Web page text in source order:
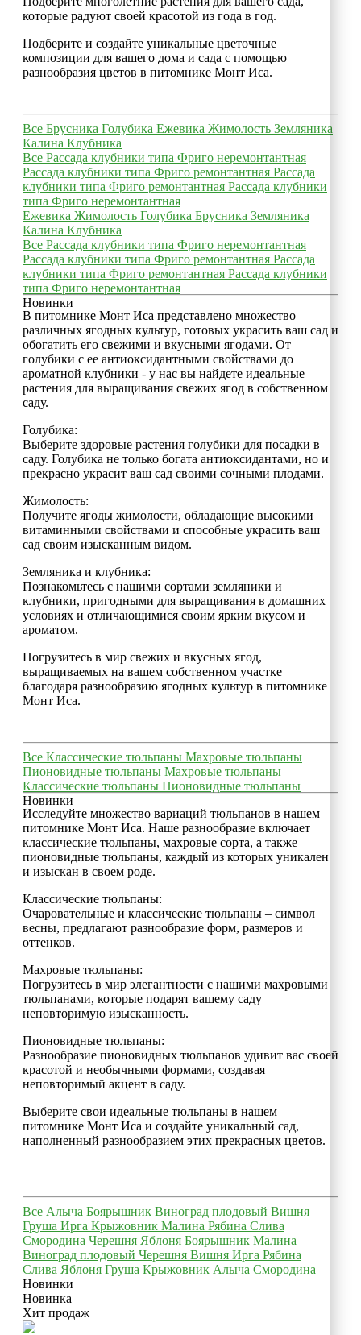
которые радуют своей красотой из года в год.
Подберите и создайте уникальные цветочные
композиции для вашего дома и сада с помощью
разнообразия цветов в питомнике Монт Иса.
Все Брусника Голубика Ежевика Жимолость Земляника
Калина Клубника
Все Рассада клубники типа Фриго неремонтантная
Рассада клубники типа Фриго ремонтантная Рассада
клубники типа Фриго ремонтантная Рассада клубники
типа Фриго неремонтантная
Ежевика Жимолость Голубика Брусника Земляника
Калина Клубника
Все Рассада клубники типа Фриго неремонтантная
Рассада клубники типа Фриго ремонтантная Рассада
клубники типа Фриго ремонтантная Рассада клубники
типа Фриго неремонтантная
Новинки
В питомнике Монт Иса представлено множество
различных ягодных культур, готовых украсить ваш сад и
обогатить его свежими и вкусными ягодами. От
голубики с ее антиоксидантными свойствами до
ароматной клубники - у нас вы найдете идеальные
растения для выращивания свежих ягод в собственном
саду.
Голубика:
Выберите здоровые растения голубики для посадки в
саду. Голубика не только богата антиоксидантами, но и
прекрасно украсит ваш сад своими сочными плодами.
Жимолость:
Получите ягоды жимолости, обладающие высокими
витаминными свойствами и способные украсить ваш
сад своим изысканным видом.
Земляника и клубника:
Познакомьтесь с нашими сортами земляники и
клубники, пригодными для выращивания в домашних
условиях и отличающимися своим ярким вкусом и
ароматом.
Погрузитесь в мир свежих и вкусных ягод,
выращиваемых на вашем собственном участке
благодаря разнообразию ягодных культур в питомнике
Монт Иса.
Все Классические тюльпаны Махровые тюльпаны
Пионовидные тюльпаны Махровые тюльпаны
Классические тюльпаны Пионовидные тюльпаны
Новинки
Исследуйте множество вариаций тюльпанов в нашем
питомнике Монт Иса. Наше разнообразие включает
классические тюльпаны, махровые сорта, а также
пионовидные тюльпаны, каждый из которых уникален
и изыскан в своем роде.
Классические тюльпаны:
Очаровательные и классические тюльпаны – символ
весны, предлагают разнообразие форм, размеров и
оттенков.
Махровые тюльпаны:
Погрузитесь в мир элегантности с нашими махровыми
тюльпанами, которые подарят вашему саду
неповторимую изысканность.
Пионовидные тюльпаны:
Разнообразие пионовидных тюльпанов удивит вас своей
красотой и необычными формами, создавая
неповторимый акцент в саду.
Выберите свои идеальные тюльпаны в нашем
питомнике Монт Иса и создайте уникальный сад,
наполненный разнообразием этих прекрасных цветов.
Все Алыча Боярышник Виноград плодовый Вишня
Груша Ирга Крыжовник Малина Рябина Слива
Смородина Черешня Яблоня Боярышник Малина
Виноград плодовый Черешня Вишня Ирга Рябина
Слива Яблоня Груша Крыжовник Алыча Смородина
Новинки
Новинка
Хит продаж